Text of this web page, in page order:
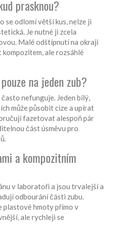
prasknou?
se odlomí větší kus, nelze ji
Je nutné ji zcela
Malé odštípnutí na okraji
ale rozsáhlé
na jeden zub?
nefunguje. Jeden bílý,
může působit cize a upírat
fazetovat alespoň pár
část úsměvu pro
a kompozitním
v laboratoři a jsou trvalejší a
odbourání části zubu.
plastové hmoty přímo v
ale rychleji se